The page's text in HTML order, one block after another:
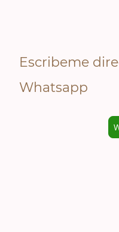
Escribeme
Whatsapp